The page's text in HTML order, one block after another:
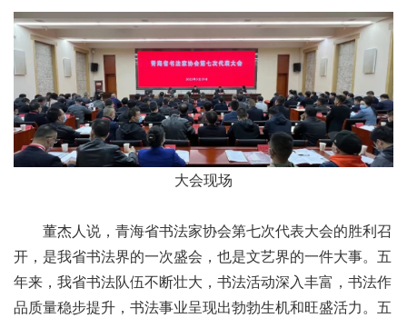
大会现场
董杰人说，青海省书法家协会第七次代表大会的胜利召
开，是我省书法界的一次盛会，也是文艺界的一件大事。五
年来，我省书法队伍不断壮大，书法活动深入丰富，书法作
品质量稳步提升，书法事业呈现出勃勃生机和旺盛活力。五